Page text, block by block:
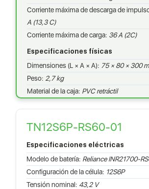
Corriente máxima de descarga de
A (13,3 C)
Corriente máxima de carga: 36 A (2C)
Especificaciones físicas
Dimensiones (L × A × A): 75 × 80 × 300
Peso: 2,7 kg
Material de la caja: PVC retráctil
TN12S6P-RS60-01
Especificaciones eléctricas
Modelo de batería: Reliance INR21700-
Configuración de la célula: 12S6P
Tensión nominal: 43,2 V